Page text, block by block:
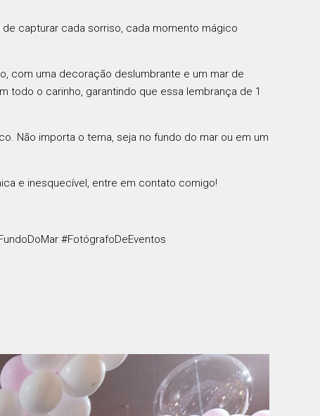
capturar cada sorriso, cada momento mágico
com uma decoração deslumbrante e um mar de
todo o carinho, garantindo que essa lembrança de 1
Não importa o tema, seja no fundo do mar ou em um
e inesquecível, entre em contato comigo!
#FotógrafoDeEventos